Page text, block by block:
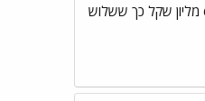
700 מיליון שקל מתמורת הרכישה תמומן מקופת הוט מובייל עצמה באמצעות הלוואה שהחברה תיטול ותחליף חוב קיים לבעל השליטה פטריק דרהי כ600 מליון שקל כך ששלוש